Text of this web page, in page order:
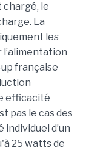
chargé, le
La
les
française
efficacité
pas le cas des
d’un
25 watts de